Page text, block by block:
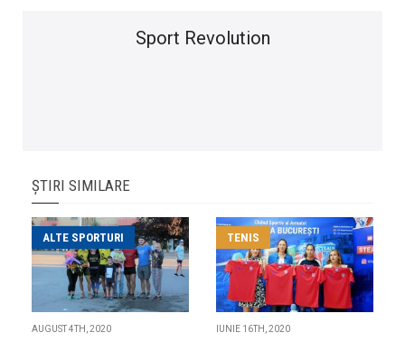
Sport Revolution
ȘTIRI SIMILARE
ALTE SPORTURI
AUGUST 4TH, 2020
TENIS
IUNIE 16TH, 2020